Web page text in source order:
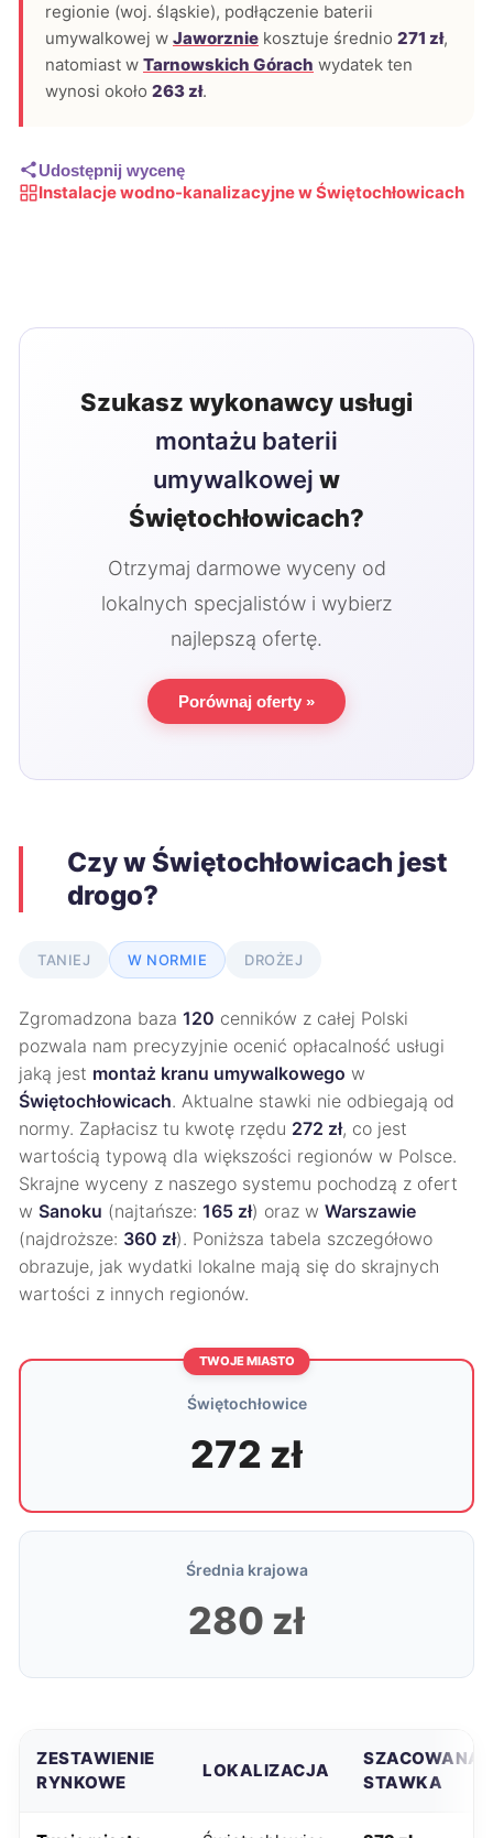
regionie (woj. śląskie), podłączenie baterii
umywalkowej w Jaworznie kosztuje średnio 271 zł,
natomiast w Tarnowskich Górach wydatek ten
wynosi około 263 zł.
Udostępnij wycenę
Instalacje wodno-kanalizacyjne w Świętochłowicach
Szukasz wykonawcy usługi
montażu baterii
umywalkowej w
Świętochłowicach?
Otrzymaj darmowe wyceny od
lokalnych specjalistów i wybierz
najlepszą ofertę.
Porównaj oferty »
Czy w Świętochłowicach jest
drogo?
TANIEJ W NORMIE DROŻEJ
Zgromadzona baza 120 cenników z całej Polski
pozwala nam precyzyjnie ocenić opłacalność usługi
jaką jest montaż kranu umywalkowego w
Świętochłowicach. Aktualne stawki nie odbiegają od
normy. Zapłacisz tu kwotę rzędu 272 zł, co jest
wartością typową dla większości regionów w Polsce.
Skrajne wyceny z naszego systemu pochodzą z ofert
w Sanoku (najtańsze: 165 zł) oraz w Warszawie
(najdroższe: 360 zł). Poniższa tabela szczegółowo
obrazuje, jak wydatki lokalne mają się do skrajnych
wartości z innych regionów.
TWOJE MIASTO
Świętochłowice
272 zł
Średnia krajowa
280 zł
ZESTAWIENIE
RYNKOWE
LOKALIZACJA
SZACOWANA
STAWKA